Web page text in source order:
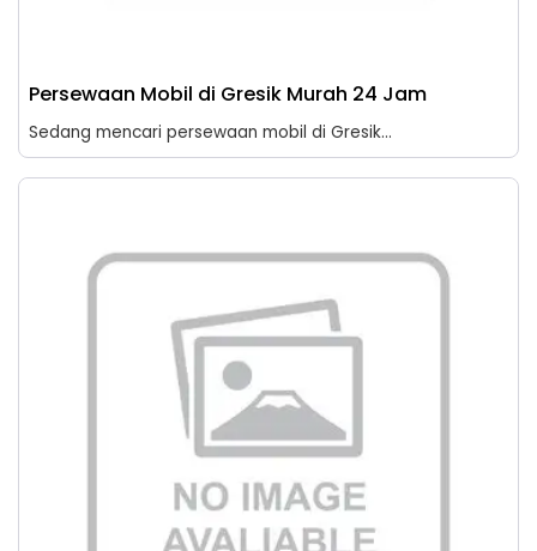
Persewaan Mobil di Gresik Murah 24 Jam
Sedang mencari persewaan mobil di Gresik...